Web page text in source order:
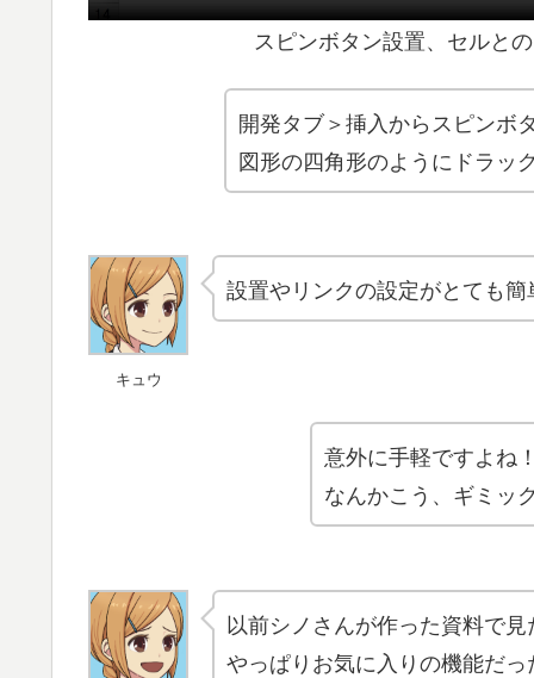
スピンボタン設置、セルと
開発タブ＞挿入からスピンボ
図形の四角形のようにドラッ
キュウ
設置やリンクの設定がとても
意外に手軽ですよね
なんかこう、ギミッ
以前シノさんが作った資料で
やっぱりお気に入りの機能だ